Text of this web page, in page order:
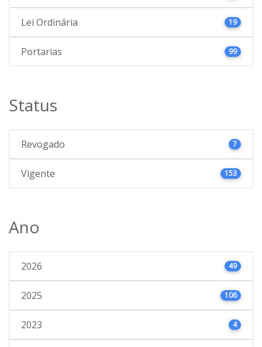
Lei Ordinária 19
Portarias 99
Status
Revogado 7
Vigente 153
Ano
2026 49
2025 106
2023 4